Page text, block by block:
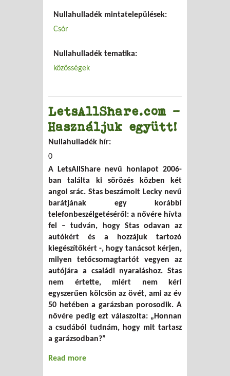
Nullahulladék mintatelepülések:
Csór
Nullahulladék tematika:
közösségek
LetsAllShare.com –
Használjuk együtt!
Nullahulladék hír:
0
A LetsAllShare nevű honlapot 2006-
ban találta ki sörözés közben két
angol srác. Stas beszámolt Lecky nevű
barátjának egy korábbi
telefonbeszélgetéséről: a nővére hívta
fel – tudván, hogy Stas odavan az
autókért és a hozzájuk tartozó
kiegészítőkért -, hogy tanácsot kérjen,
milyen tetőcsomagtartót vegyen az
autójára a családi nyaraláshoz. Stas
nem értette, miért nem kéri
egyszerűen kölcsön az övét, ami az év
50 hetében a garázsban porosodik. A
nővére pedig ezt válaszolta: „Honnan
a csudából tudnám, hogy mit tartasz
a garázsodban?”
Read more